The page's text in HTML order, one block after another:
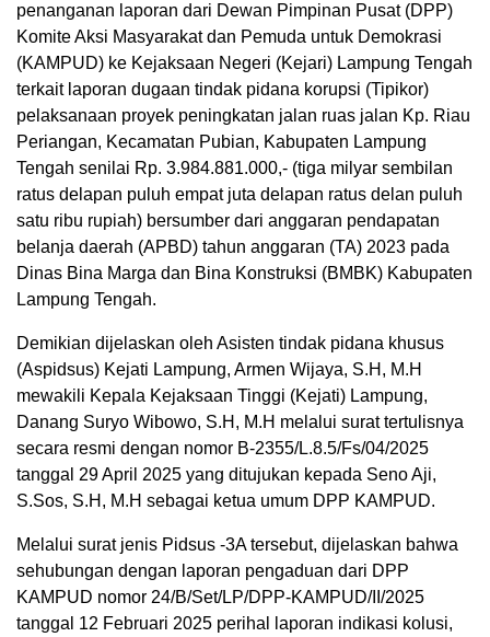
penanganan laporan dari Dewan Pimpinan Pusat (DPP)
Komite Aksi Masyarakat dan Pemuda untuk Demokrasi
(KAMPUD) ke Kejaksaan Negeri (Kejari) Lampung Tengah
terkait laporan dugaan tindak pidana korupsi (Tipikor)
pelaksanaan proyek peningkatan jalan ruas jalan Kp. Riau
Periangan, Kecamatan Pubian, Kabupaten Lampung
Tengah senilai Rp. 3.984.881.000,- (tiga milyar sembilan
ratus delapan puluh empat juta delapan ratus delan puluh
satu ribu rupiah) bersumber dari anggaran pendapatan
belanja daerah (APBD) tahun anggaran (TA) 2023 pada
Dinas Bina Marga dan Bina Konstruksi (BMBK) Kabupaten
Lampung Tengah.
Demikian dijelaskan oleh Asisten tindak pidana khusus
(Aspidsus) Kejati Lampung, Armen Wijaya, S.H, M.H
mewakili Kepala Kejaksaan Tinggi (Kejati) Lampung,
Danang Suryo Wibowo, S.H, M.H melalui surat tertulisnya
secara resmi dengan nomor B-2355/L.8.5/Fs/04/2025
tanggal 29 April 2025 yang ditujukan kepada Seno Aji,
S.Sos, S.H, M.H sebagai ketua umum DPP KAMPUD.
Melalui surat jenis Pidsus -3A tersebut, dijelaskan bahwa
sehubungan dengan laporan pengaduan dari DPP
KAMPUD nomor 24/B/Set/LP/DPP-KAMPUD/II/2025
tanggal 12 Februari 2025 perihal laporan indikasi kolusi,